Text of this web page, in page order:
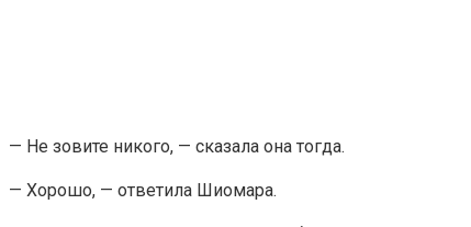
— Не зовите никого, — сказала она тогда.
— Хорошо, — ответила Шиомара.